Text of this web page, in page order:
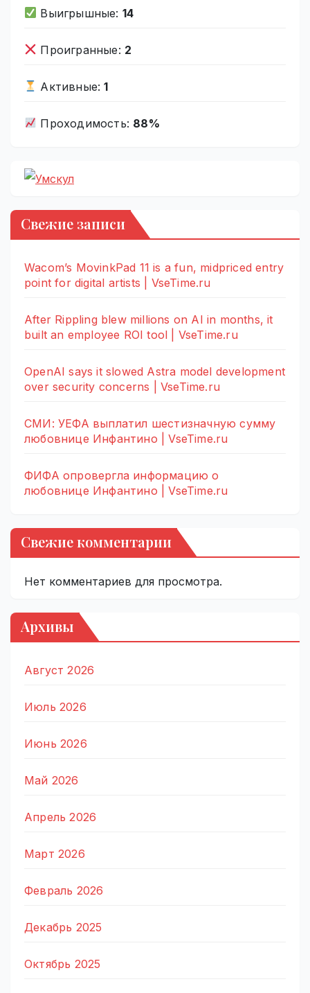
Выигрышные: 14
Проигранные: 2
Активные:1
Проходимость: 88%
Свежие записи
Wacom’s MovinkPad 11 is a fun, midpriced entry
point for digital artists | VseTime.ru
After Rippling blew millions on AI in months, it
built an employee ROI tool | VseTime.ru
OpenAI says it slowed Astra model development
over security concerns | VseTime.ru
СМИ: УЕФА выплатил шестизначную сумму
любовнице Инфантино | VseTime.ru
ФИФА опровергла информацию о
любовнице Инфантино | VseTime.ru
Свежие комментарии
Нет комментариев для просмотра.
Архивы
Август 2026
Июль 2026
Июнь 2026
Май 2026
Апрель 2026
Март 2026
Февраль 2026
Декабрь 2025
Октябрь 2025